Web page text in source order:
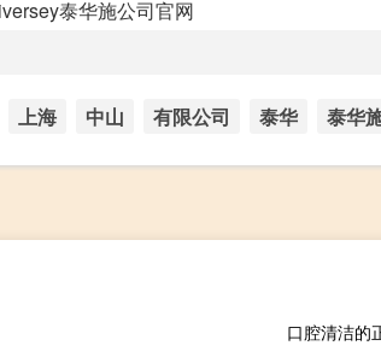
上海 中山 有限公司 泰华 泰华
口腔清洁的